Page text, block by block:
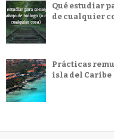
Qué estudiar
de cualquier
Prácticas
isla del Caribe